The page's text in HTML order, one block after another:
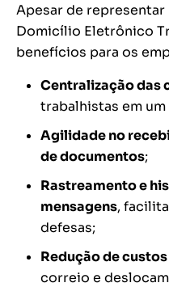
Apesar de representar
Domicílio Eletrônico
benefícios para os
Centralização das
trabalhistas em um
Agilidade no
de documentos;
Rastreamento e
mensagens,
defesas;
Redução de custos
correio e